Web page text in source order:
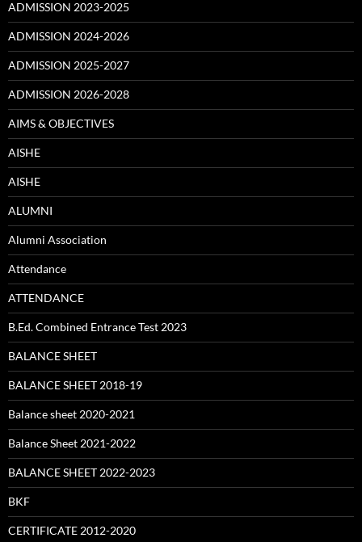
ADMISSION 2023-2025
ADMISSION 2024-2026
ADMISSION 2025-2027
ADMISSION 2026-2028
AIMS & OBJECTIVES
AISHE
AISHE
ALUMNI
Alumni Association
Attendance
ATTENDANCE
B.Ed. Combined Entrance Test 2023
BALANCE SHEET
BALANCE SHEET 2018-19
Balance sheet 2020-2021
Balance Sheet 2021-2022
BALANCE SHEET 2022-2023
BKF
CERTIFICATE 2012-2020